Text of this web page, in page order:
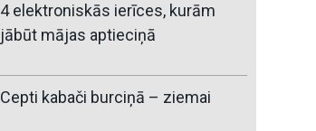
4 elektroniskās ierīces, kurām
jābūt mājas aptieciņā
Cepti kabači burciņā – ziemai